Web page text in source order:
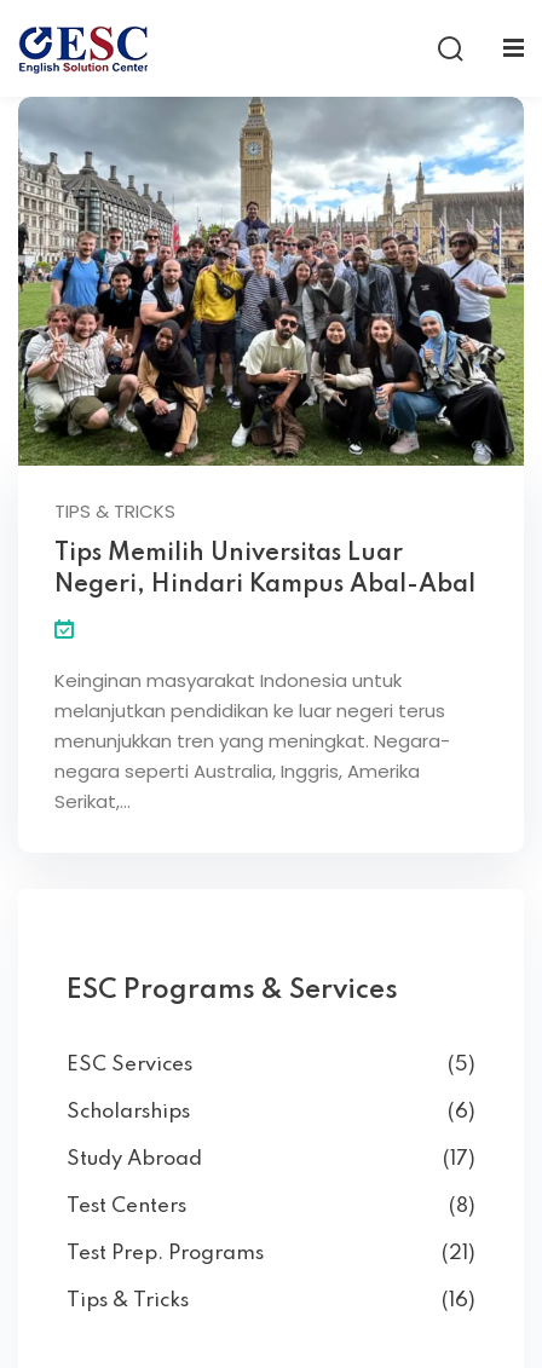
TIPS & TRICKS
Tips Memilih Universitas Luar
Negeri, Hindari Kampus Abal-Abal
Keinginan masyarakat Indonesia untuk
melanjutkan pendidikan ke luar negeri terus
menunjukkan tren yang meningkat. Negara-
negara seperti Australia, Inggris, Amerika
Serikat,…
ESC Programs & Services
ESC Services (5)
Scholarships (6)
Study Abroad (17)
Test Centers (8)
Test Prep. Programs (21)
Tips & Tricks (16)
Sign in
Don’t have an account?Sign up
Remember me Lost your password?